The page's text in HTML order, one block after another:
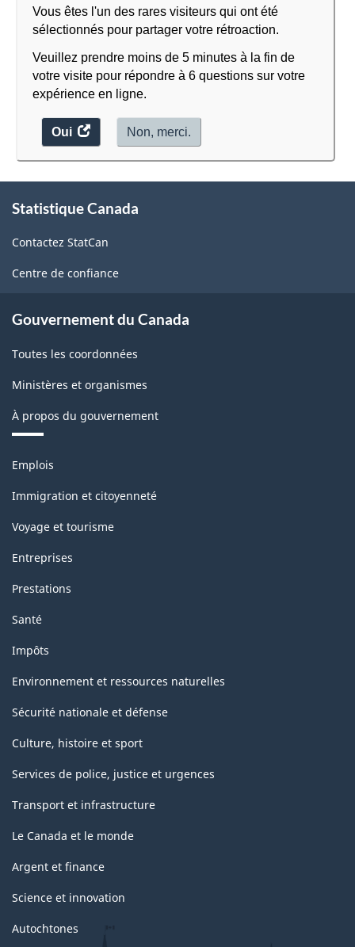
Vous êtes l'un des rares visiteurs qui ont été
sélectionnés pour partager votre rétroaction.
Veuillez prendre moins de 5 minutes à la fin de
votre visite pour répondre à 6 questions sur votre
expérience en ligne.
Oui
accéder
au
Non, merci.
Canada
2017
version
2.0
Structure
de
classification
propos
ce
site
Statistique Canada
Contactez StatCan
Centre de confiance
Gouvernement du Canada
Toutes les coordonnées
Ministères et organismes
À propos du gouvernement
Thèmes
sujets
Emplois
Immigration et citoyenneté
Voyage et tourisme
Entreprises
Prestations
Santé
Impôts
Environnement et ressources naturelles
Sécurité nationale et défense
Culture, histoire et sport
Services de police, justice et urgences
Transport et infrastructure
Le Canada et le monde
Argent et finance
Science et innovation
Autochtones